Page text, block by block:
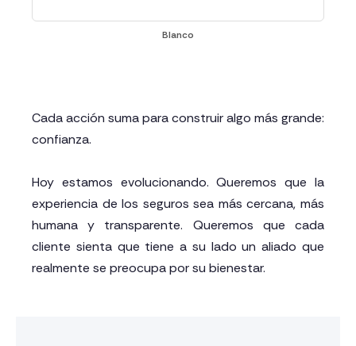
Blanco
Cada acción suma para construir algo más grande:
confianza.
Hoy estamos evolucionando. Queremos que la
experiencia de los seguros sea más cercana, más
humana y transparente. Queremos que cada
cliente sienta que tiene a su lado un aliado que
realmente se preocupa por su bienestar.